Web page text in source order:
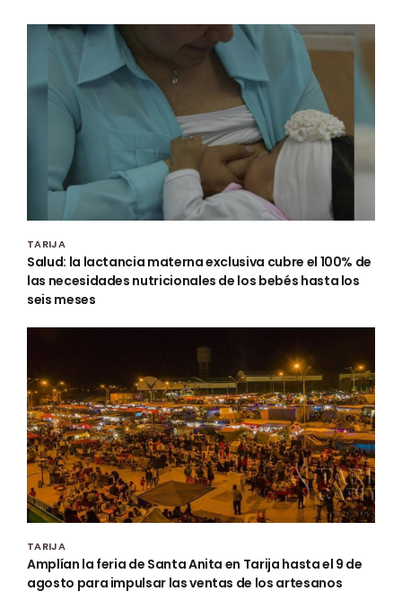
TARIJA
Salud: la lactancia materna exclusiva cubre el 100% de
las necesidades nutricionales de los bebés hasta los
seis meses
TARIJA
Amplían la feria de Santa Anita en Tarija hasta el 9 de
agosto para impulsar las ventas de los artesanos